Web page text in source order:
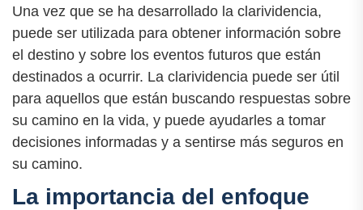
Una vez que se ha desarrollado la clarividencia,
puede ser utilizada para obtener información sobre
el destino y sobre los eventos futuros que están
destinados a ocurrir. La clarividencia puede ser útil
para aquellos que están buscando respuestas sobre
su camino en la vida, y puede ayudarles a tomar
decisiones informadas y a sentirse más seguros en
su camino.
La importancia del enfoque